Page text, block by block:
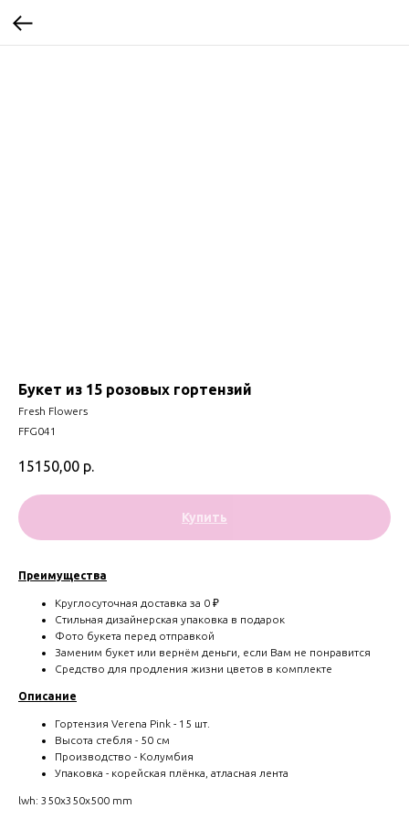
Букет из 15 розовых гортензий
Fresh Flowers
FFG041
15150,00 р.
Купить
Преимущества
Круглосуточная доставка за 0 ₽
Стильная дизайнерская упаковка в подарок
Фото букета перед отправкой
Заменим букет или вернём деньги, если Вам не понравится
Средство для продления жизни цветов в комплекте
Описание
Гортензия Verena Pink - 15 шт.
Высота стебля - 50 см
Производство - Колумбия
Упаковка - корейская плёнка, атласная лента
lwh: 350x350x500 mm